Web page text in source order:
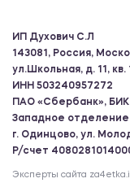
ИП Духович С.Л
143081, Россия,
ул.Школьная, д. 11, кв.
ИНН 503240957272
ПАО «Сбербанк»,
Западное
г. Одинцово, ул.
Р/счет
Эксперты сайта